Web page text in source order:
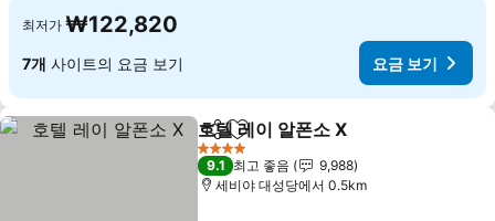
최저가 ₩122,820
7개 사이트의 요금 보기 요금 보기
공유 즐겨찾기에 추가
호텔 레이 알폰소 X
4 성급
9.1 최고 좋음
9,988
세비야 대성당에서 0.5km